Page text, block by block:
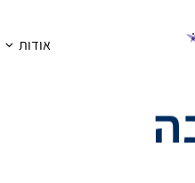
אודות
-